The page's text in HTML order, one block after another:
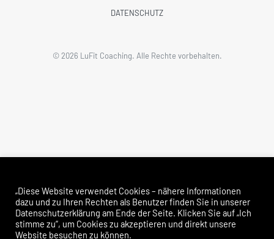
DATENSCHUTZ
©2026 LuFit Coaching. Alle Rechte vorbehalten.
FOLGE LUFIT
„Diese Website verwendet Cookies – nähere Informationen
dazu und zu Ihren Rechten als Benutzer finden Sie in unserer
Datenschutzerklärung am Ende der Seite. Klicken Sie auf „Ich
stimme zu“, um Cookies zu akzeptieren und direkt unsere
Website besuchen zu können.